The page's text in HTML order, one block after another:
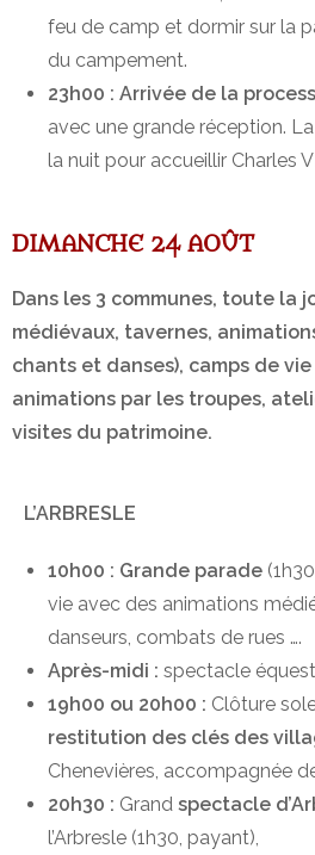
feu de camp et dormir sur la
du campement.
23h00 : Arrivée de la
avec une grande réception.
la nuit pour accueillir Charles
DIMANCHE 24 AOÛT
Dans les 3 communes, toute la
médiévaux, tavernes,
chants et danses), camps de
animations par les troupes,
visites du patrimoine.
L’ARBRESLE
10h00 : Grande parade
vie avec des animations
danseurs, combats de rues ….
Après-midi : spectacle
19h00 ou 20h00 : Clôture
restitution des clés des
Chenevières, accompagnée
20h30 : Grand spectacle
l’Arbresle (1h30, payant),